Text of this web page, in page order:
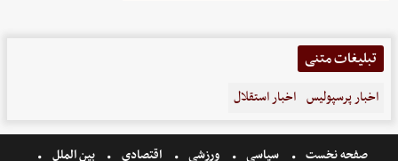
تبلیغات متنی
اخبار پرسپولیس اخبار استقلال
صفحه نخست سیاسی ورزشی اقتصادی بین الملل